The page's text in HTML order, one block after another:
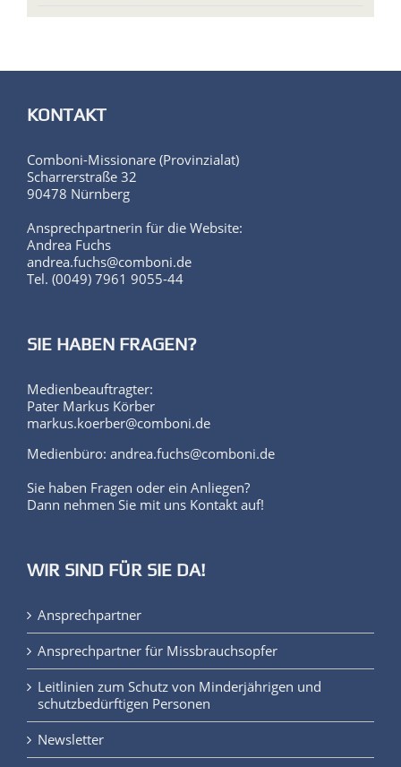
KONTAKT
Comboni-Missionare (Provinzialat)
Scharrerstraße 32
90478 Nürnberg
Ansprechpartnerin für die Website:
Andrea Fuchs
andrea.fuchs@comboni.de
Tel. (0049) 7961 9055-44
SIE HABEN FRAGEN?
Medienbeauftragter:
Pater Markus Körber
markus.koerber@comboni.de
Medienbüro: andrea.fuchs@comboni.de
Sie haben Fragen oder ein Anliegen?
Dann nehmen Sie mit uns Kontakt auf!
WIR SIND FÜR SIE DA!
Ansprechpartner
Ansprechpartner für Missbrauchsopfer
Leitlinien zum Schutz von Minderjährigen und
schutzbedürftigen Personen
Newsletter